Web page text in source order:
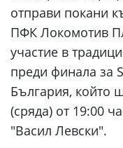
отправи покани
ПФК Локомотив
участие в
преди финала за
България, който
(сряда) от 19:00
"Васил Левски".